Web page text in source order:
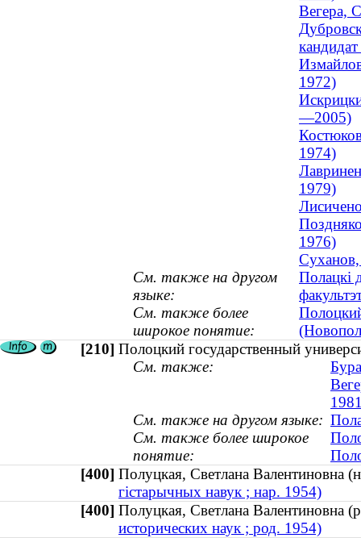
Вегера,
1972)
—2005)
1974)
1979)
1976)
См. также на другом
языке:
Полацкі
См. также более
широкое понятие:
[210] Полоцкий государственный
См. также:
См. также на другом языке:
См. также более широкое
понятие:
[400] Полуцкая, Светлана
гістарычных навук ; нар. 1954)
[400] Полуцкая, Светлана
исторических наук ; род. 1954)